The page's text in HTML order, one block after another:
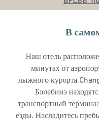
В
Наш отель
минутах от
лыжного курорта
Болебинэ
транспортный
езды. Насладитесь